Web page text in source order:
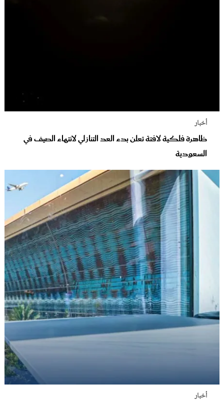
أخبار
ظاهرة فلكية لافتة تعلن بدء العد التنازلي لانتهاء الصيف في
السعودية
أخبار